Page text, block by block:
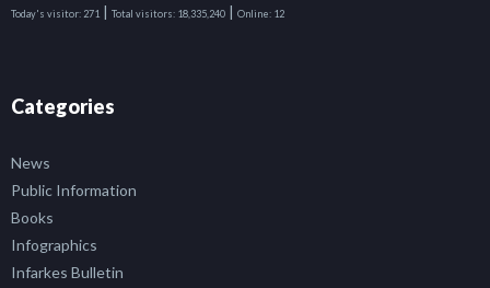
Today's visitor: 271 | Total visitors: 18,335,240 | Online: 12
Categories
News
Public Information
Books
Infographics
Infarkes Bulletin